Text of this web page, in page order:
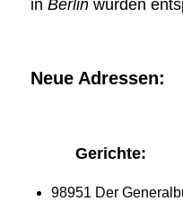
in Berlinwurden
Neue Adressen:
Gerichte:
98951 Der